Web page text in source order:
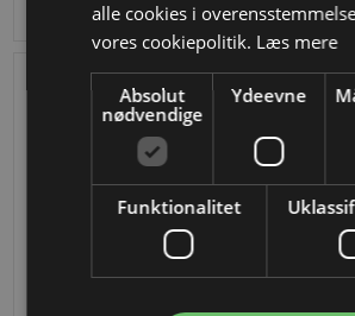
alle cookies i
vores cookiepolitik. Læs mere
Absolut
nødvendige
Ydeevne
Funktionalitet